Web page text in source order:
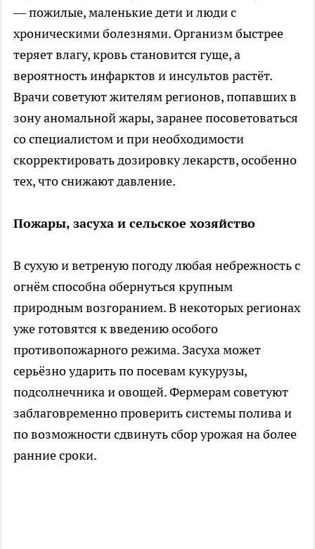
— пожилые, маленькие дети и люди с
хроническими болезнями. Организм быстрее
теряет влагу, кровь становится гуще, а
вероятность инфарктов и инсультов растёт.
Врачи советуют жителям регионов, попавших в
зону аномальной жары, заранее посоветоваться
со специалистом и при необходимости
скорректировать дозировку лекарств, особенно
тех, что снижают давление.
Пожары, засуха и сельское хозяйство
В сухую и ветреную погоду любая небрежность с
огнём способна обернуться крупным
природным возгоранием. В некоторых регионах
уже готовятся к введению особого
противопожарного режима. Засуха может
серьёзно ударить по посевам кукурузы,
подсолнечника и овощей. Фермерам советуют
заблаговременно проверить системы полива и
по возможности сдвинуть сбор урожая на более
ранние сроки.